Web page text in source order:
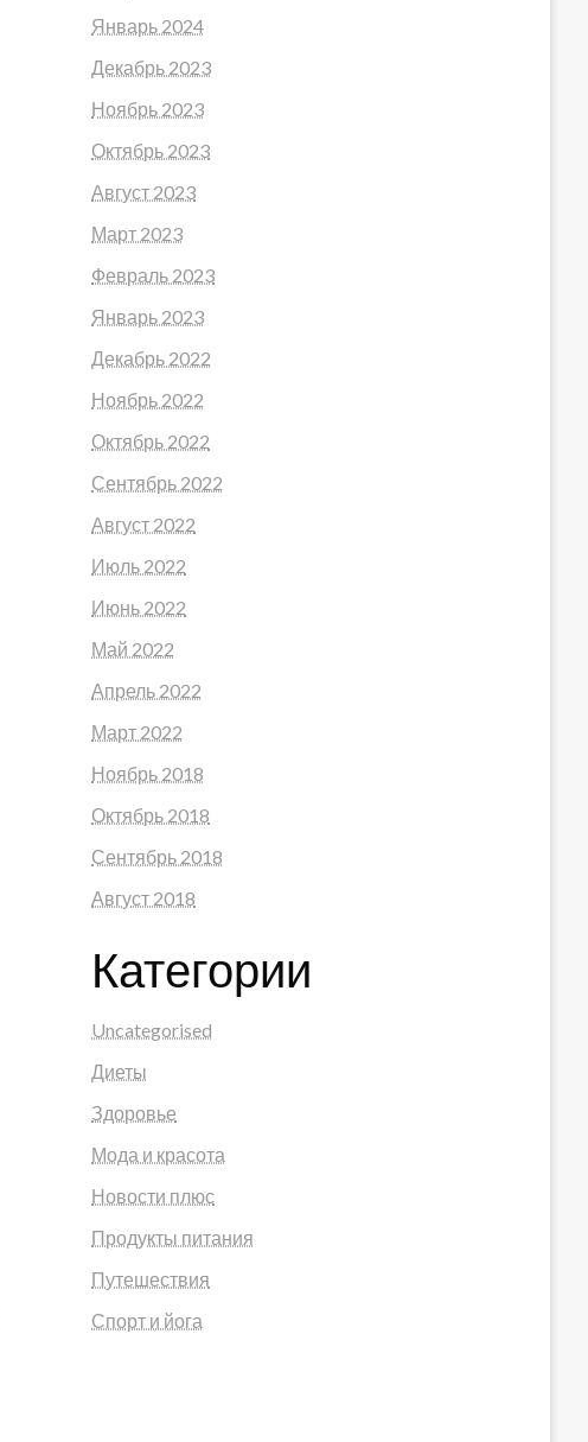
Январь 2024
Декабрь 2023
Ноябрь 2023
Октябрь 2023
Август 2023
Март 2023
Февраль 2023
Январь 2023
Декабрь 2022
Ноябрь 2022
Октябрь 2022
Сентябрь 2022
Август 2022
Июль 2022
Июнь 2022
Май 2022
Апрель 2022
Март 2022
Ноябрь 2018
Октябрь 2018
Сентябрь 2018
Август 2018
Категории
Uncategorised
Диеты
Здоровье
Мода и красота
Новости плюс
Продукты питания
Путешествия
Спорт и йога